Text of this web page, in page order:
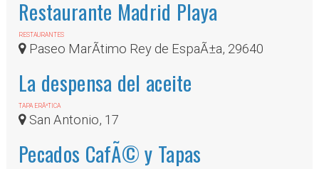
Restaurante Madrid Playa
RESTAURANTES
Paseo MarÃ­timo Rey de EspaÃ±a, 29640
La despensa del aceite
TAPA ERÃ³TICA
San Antonio, 17
Pecados CafÃ© y Tapas